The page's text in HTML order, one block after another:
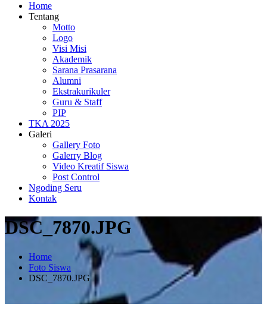
Home
Tentang
Motto
Logo
Visi Misi
Akademik
Sarana Prasarana
Alumni
Ekstrakurikuler
Guru & Staff
PIP
TKA 2025
Galeri
Gallery Foto
Galerry Blog
Video Kreatif Siswa
Post Control
Ngoding Seru
Kontak
DSC_7870.JPG
Home
Foto Siswa
DSC_7870.JPG